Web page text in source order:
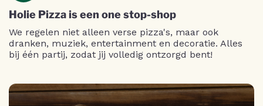
Holie Pizza is een one stop-shop
We regelen niet alleen verse pizza's, maar ook
dranken, muziek, entertainment en decoratie. Alles
bij één partij, zodat jij volledig ontzorgd bent!